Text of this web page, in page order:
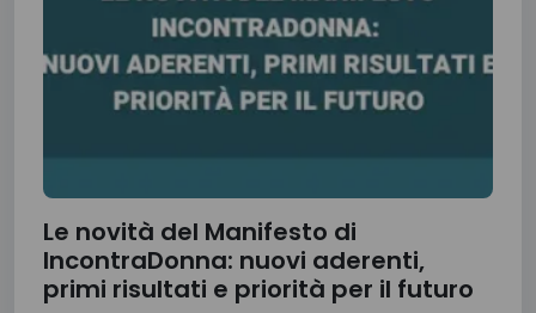
Le novità del Manifesto di
IncontraDonna: nuovi aderenti,
primi risultati e priorità per il futuro